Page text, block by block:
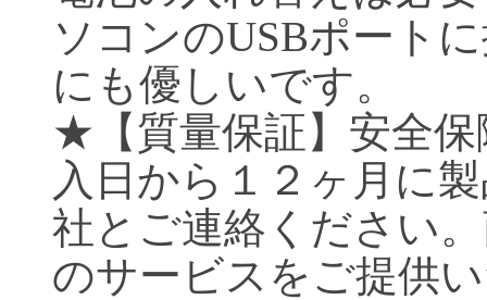
ソコンのUSBポート
にも優しいです。
★【質量保証】安全保
入日から１２ヶ月に
社とご連絡ください
のサービスをご提供